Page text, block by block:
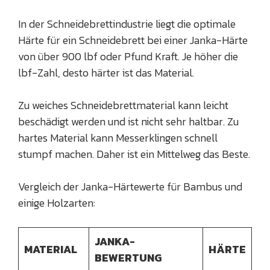
In der Schneidebrettindustrie liegt die optimale
Härte für ein Schneidebrett bei einer Janka-Härte
von über 900 lbf oder Pfund Kraft. Je höher die
lbf-Zahl, desto härter ist das Material.
Zu weiches Schneidebrettmaterial kann leicht
beschädigt werden und ist nicht sehr haltbar. Zu
hartes Material kann Messerklingen schnell
stumpf machen. Daher ist ein Mittelweg das Beste.
Vergleich der Janka-Härtewerte für Bambus und
einige Holzarten:
MATERIAL
JANKA-
BEWERTUNG
HÄRTE